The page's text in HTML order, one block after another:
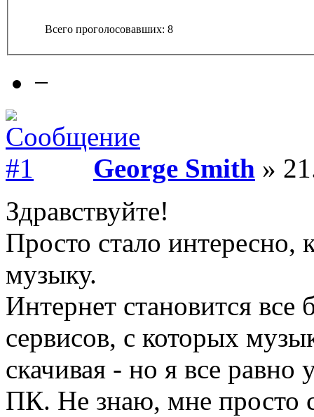
Всего проголосовавших: 8
−
George Smith »
Здравствуйте!
Просто стало интересно,
музыку.
Интернет становится все
сервисов, с которых
скачивая - но я все
ПК. Не знаю, мне просто